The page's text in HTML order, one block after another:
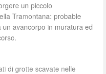
un piccolo
Tramontana: probable
un avancorpo in muratura ed
di grotte scavate nelle